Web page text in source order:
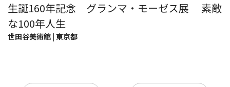
生誕160年記念 グランマ・モーゼス展 素敵
な100年人生
世田谷美術館 | 東京都